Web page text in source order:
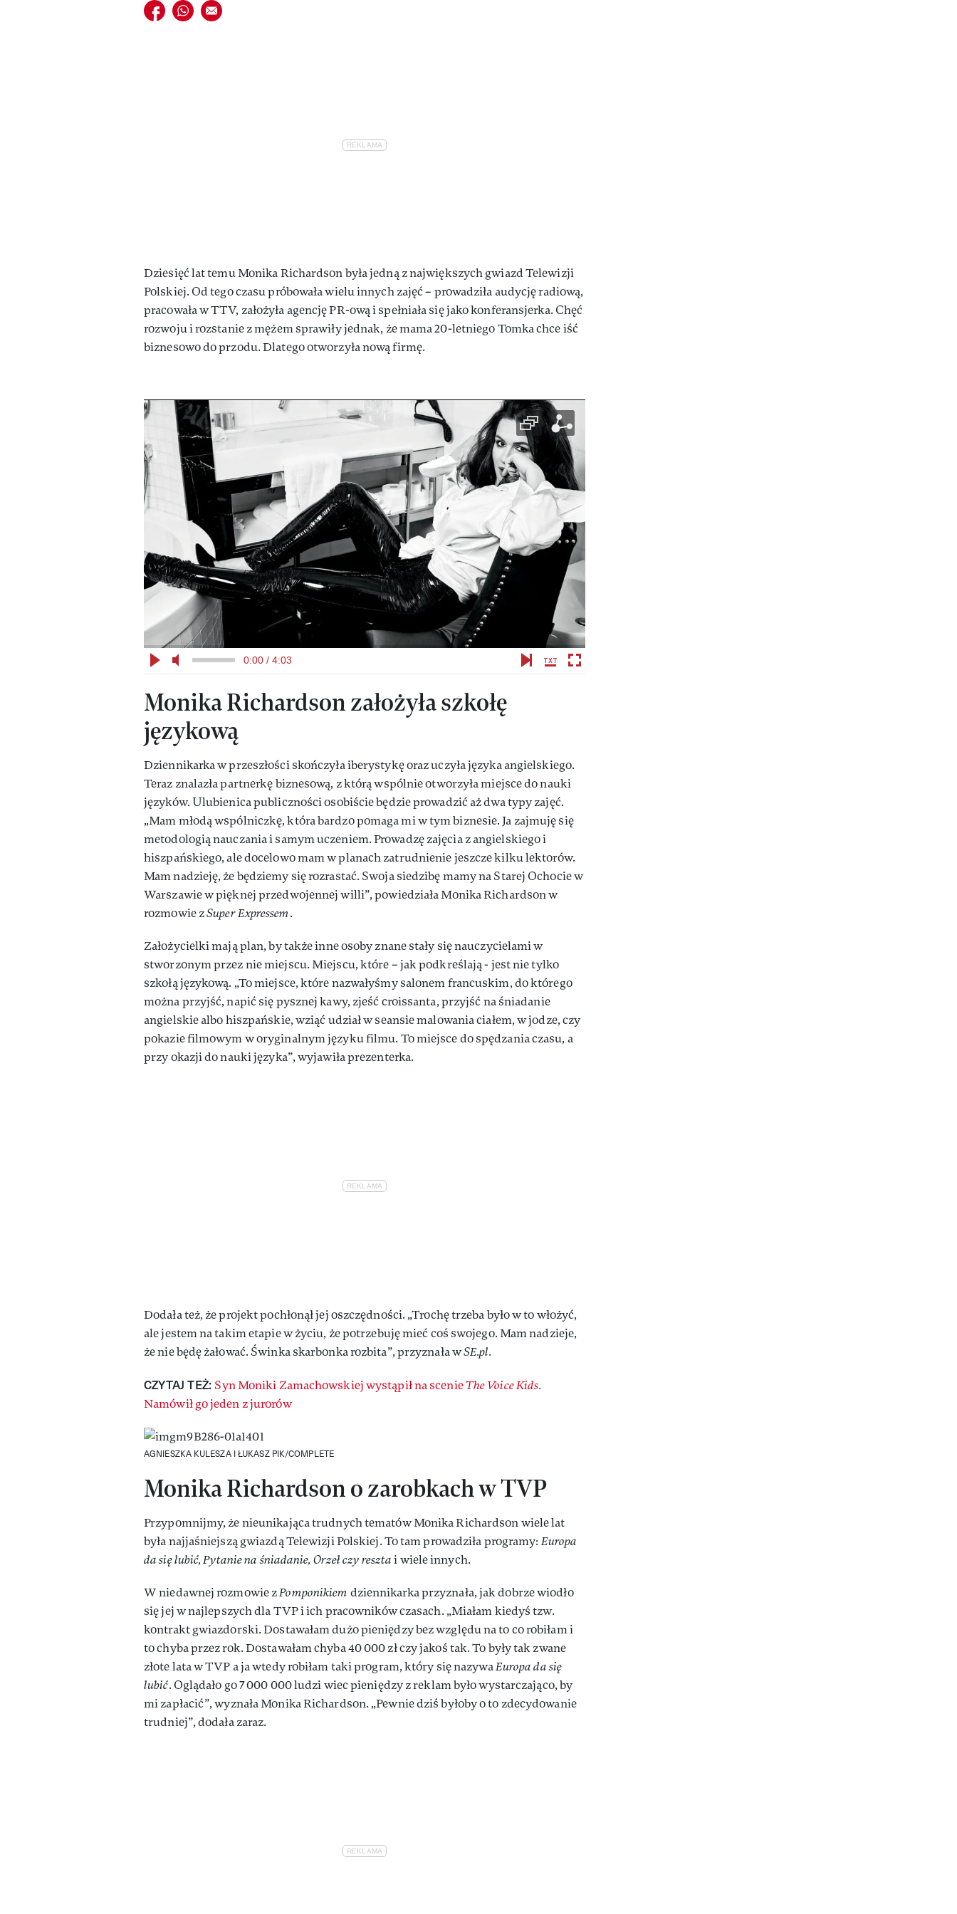
Udostępnij na facebook
Udostępnij na whatsapp
E-mail do przyjaciela
Dziesięć lat temu Monika Richardson była jedną z największych gwiazd Telewizji
Polskiej. Od tego czasu próbowała wielu innych zajęć – prowadziła audycję radiową,
pracowała w TTV, założyła agencję PR-ową i spełniała się jako konferansjerka. Chęć
rozwoju i rozstanie z mężem sprawiły jednak, że mama 20-letniego Tomka chce iść
biznesowo do przodu. Dlatego otworzyła nową firmę.
0:00 / 4:03
Monika Richardson założyła szkołę
językową
Dziennikarka w przeszłości skończyła iberystykę oraz uczyła języka angielskiego.
Teraz znalazła partnerkę biznesową, z którą wspólnie otworzyła miejsce do nauki
języków. Ulubienica publiczności osobiście będzie prowadzić aż dwa typy zajęć.
„Mam młodą wspólniczkę, która bardzo pomaga mi w tym biznesie. Ja zajmuję się
metodologią nauczania i samym uczeniem. Prowadzę zajęcia z angielskiego i
hiszpańskiego, ale docelowo mam w planach zatrudnienie jeszcze kilku lektorów.
Mam nadzieję, że będziemy się rozrastać. Swoja siedzibę mamy na Starej Ochocie w
Warszawie w pięknej przedwojennej willi”, powiedziała Monika Richardson w
rozmowie zSuper Expressem.
Założycielki mają plan, by także inne osoby znane stały się nauczycielami w
stworzonym przez nie miejscu. Miejscu, które – jak podkreślają - jest nie tylko
szkołą językową. „To miejsce, które nazwałyśmy salonem francuskim, do którego
można przyjść, napić się pysznej kawy, zjeść croissanta, przyjść na śniadanie
angielskie albo hiszpańskie, wziąć udział w seansie malowania ciałem, w jodze, czy
pokazie filmowym w oryginalnym języku filmu. To miejsce do spędzania czasu, a
przy okazji do nauki języka”, wyjawiła prezenterka.
Dodała też, że projekt pochłonął jej oszczędności. „Trochę trzeba było w to włożyć,
ale jestem na takim etapie w życiu, że potrzebuję mieć coś swojego. Mam nadzieje,
że nie będę żałować. Świnka skarbonka rozbita”, przyznała wSE.pl.
CZYTAJ TEŻ: Syn Moniki Zamachowskiej wystąpił na scenieThe Voice Kids.
Namówił go jeden z jurorów
AGNIESZKA KULESZA I ŁUKASZ PIK/COMPLETE
Monika Richardson o zarobkach w TVP
Przypomnijmy, że nieunikająca trudnych tematów Monika Richardson wiele lat
była najjaśniejszą gwiazdą Telewizji Polskiej. To tam prowadziła programy: Europa
da się lubić, Pytanie na śniadanie, Orzeł czy resztai wiele innych.
W niedawnej rozmowie zPomponikiem dziennikarka przyznała, jak dobrze wiodło
się jej w najlepszych dla TVP i ich pracowników czasach. „Miałam kiedyś tzw.
kontrakt gwiazdorski. Dostawałam dużo pieniędzy bez względu na to co robiłam i
to chyba przez rok. Dostawałam chyba 40 000 zł czy jakoś tak. To były tak zwane
złote lata w TVP a ja wtedy robiłam taki program, który się nazywaEuropa da się
lubić. Oglądało go 7 000 000 ludzi wiec pieniędzy z reklam było wystarczająco, by
mi zapłacić”, wyznała Monika Richardson. „Pewnie dziś byłoby o to zdecydowanie
trudniej”, dodała zaraz.